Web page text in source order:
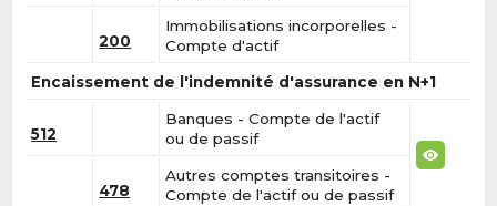
200
Immobilisations incorporelles -
Compte d'actif
Encaissement de l'indemnité d'assurance en N+1
512
Banques - Compte de l'actif
ou de passif
478
Autres comptes transitoires -
Compte de l'actif ou de passif